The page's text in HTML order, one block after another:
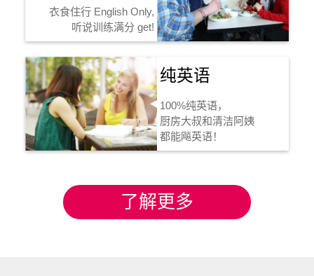
衣食住行 English Only,
听说训练满分 get!
纯英语
100%纯英语，
厨房大叔和清洁阿姨
都能飚英语！
了解更多